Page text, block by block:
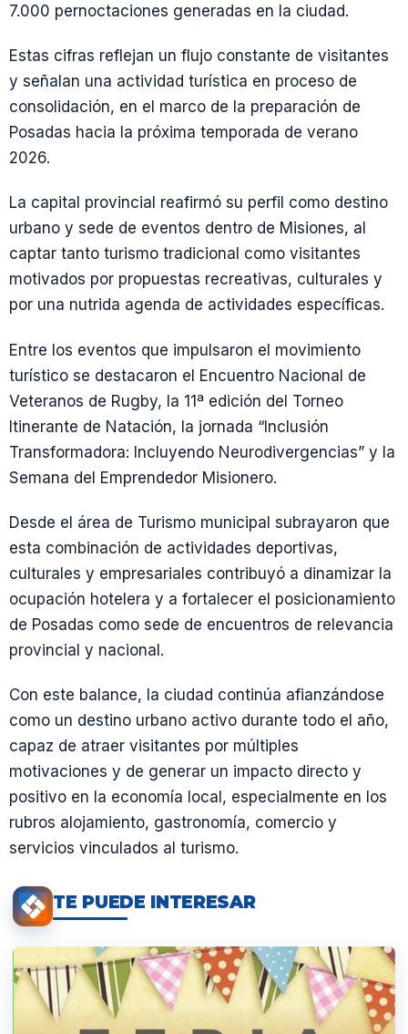
7.000 pernoctaciones generadas en la ciudad.
Estas cifras reflejan un flujo constante de visitantes
y señalan una actividad turística en proceso de
consolidación, en el marco de la preparación de
Posadas hacia la próxima temporada de verano
2026.
La capital provincial reafirmó su perfil como destino
urbano y sede de eventos dentro de Misiones, al
captar tanto turismo tradicional como visitantes
motivados por propuestas recreativas, culturales y
por una nutrida agenda de actividades específicas.
Entre los eventos que impulsaron el movimiento
turístico se destacaron el Encuentro Nacional de
Veteranos de Rugby, la 11ª edición del Torneo
Itinerante de Natación, la jornada “Inclusión
Transformadora: Incluyendo Neurodivergencias” y la
Semana del Emprendedor Misionero.
Desde el área de Turismo municipal subrayaron que
esta combinación de actividades deportivas,
culturales y empresariales contribuyó a dinamizar la
ocupación hotelera y a fortalecer el posicionamiento
de Posadas como sede de encuentros de relevancia
provincial y nacional.
Con este balance, la ciudad continúa afianzándose
como un destino urbano activo durante todo el año,
capaz de atraer visitantes por múltiples
motivaciones y de generar un impacto directo y
positivo en la economía local, especialmente en los
rubros alojamiento, gastronomía, comercio y
servicios vinculados al turismo.
TE PUEDE INTERESAR